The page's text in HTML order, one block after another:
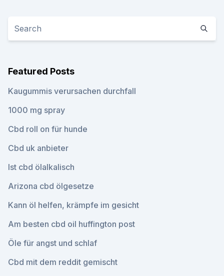
Featured Posts
Kaugummis verursachen durchfall
1000 mg spray
Cbd roll on für hunde
Cbd uk anbieter
Ist cbd ölalkalisch
Arizona cbd ölgesetze
Kann öl helfen, krämpfe im gesicht
Am besten cbd oil huffington post
Öle für angst und schlaf
Cbd mit dem reddit gemischt